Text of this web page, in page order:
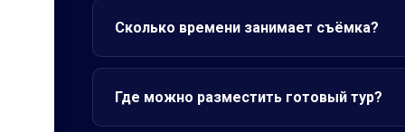
Сколько времени занимает съёмка?
Где можно разместить готовый тур?